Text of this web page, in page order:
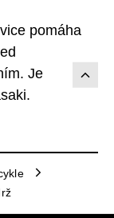
pomáha
Je